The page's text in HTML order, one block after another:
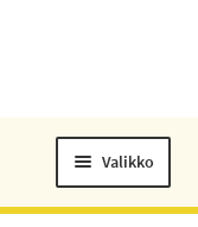
Valikko